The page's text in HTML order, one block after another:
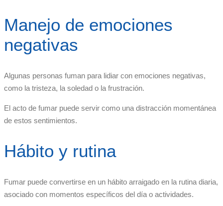
Manejo de emociones
negativas
Algunas personas fuman para lidiar con emociones negativas,
como la tristeza, la soledad o la frustración.
El acto de fumar puede servir como una distracción momentánea
de estos sentimientos.
Hábito y rutina
Fumar puede convertirse en un hábito arraigado en la rutina diaria,
asociado con momentos específicos del día o actividades.